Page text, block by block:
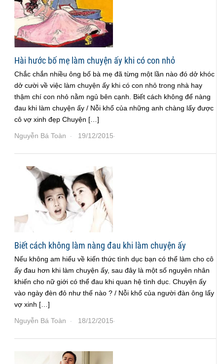
Hài hước bố mẹ làm chuyện ấy khi có con nhỏ
Chắc chắn nhiều ông bố bà mẹ đã từng một lần nào đó dở khóc
dở cười về việc làm chuyện ấy khi có con nhỏ trong nhà hay
thậm chí con nhỏ nằm ngủ bên cạnh. Biết cách không để nàng
đau khi làm chuyện ấy / Nỗi khổ của những anh chàng lấy được
cô vợ xinh đẹp Chuyện […]
Nguyễn Bá Toàn · 19/12/2015·
Biết cách không làm nàng đau khi làm chuyện ấy
Nếu không am hiểu về kiến thức tình dục bạn có thể làm cho cô
ấy đau hơn khi làm chuyện ấy, sau đây là một số nguyên nhân
khiến cho nữ giới có thể đau khi quan hệ tình dục. Chuyện ấy
vào ngày đèn đỏ như thế nào ? / Nỗi khổ của người đàn ông lấy
vợ xinh […]
Nguyễn Bá Toàn · 18/12/2015·